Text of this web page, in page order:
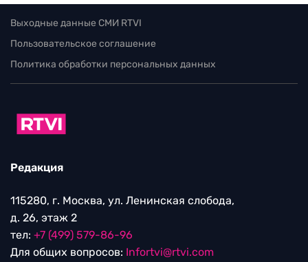
Выходные данные СМИ RTVI
Пользовательское соглашение
Политика обработки персональных данных
Редакция
115280, г. Москва, ул. Ленинская слобода,
д. 26, этаж 2
тел: +7 (499) 579-86-96
Для общих вопросов: Infortvi@rtvi.com